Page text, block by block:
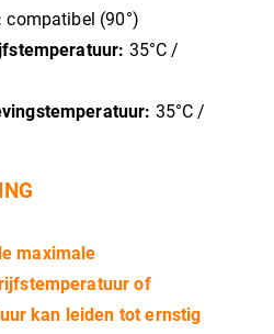
compatibel (90°)
35°C /
35°C /
maximale
of
kan leiden tot ernstig